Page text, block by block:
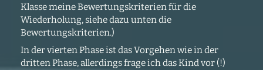
Klasse meine Bewertungskriterien für die
Wiederholung, siehe dazu unten die
Bewertungskriterien.)
In der vierten Phase ist das Vorgehen wie in der
dritten Phase, allerdings frage ich das Kind vor (!)